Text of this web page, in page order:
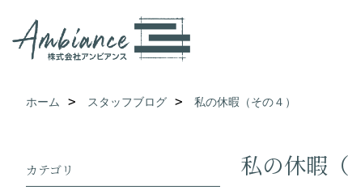
ホーム スタッフブログ 私の休暇（その４）
私の休暇
カテゴリ